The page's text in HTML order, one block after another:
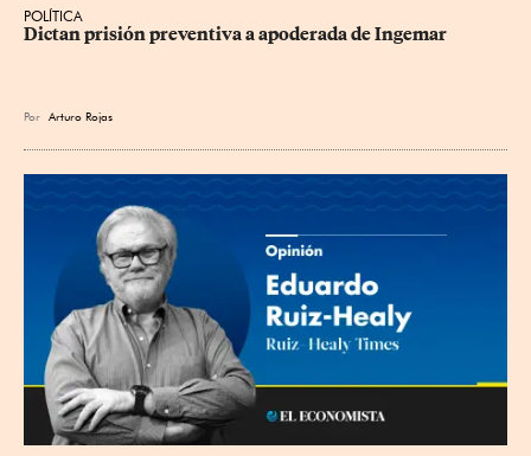
POLÍTICA
Dictan prisión preventiva a apoderada de Ingemar
Por Arturo Rojas